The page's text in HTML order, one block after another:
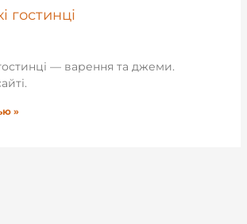
гостинці
— варення та джеми.
»